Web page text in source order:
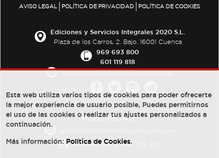
AVISO LEGAL POLÍTICA DE PRIVACIDAD POLÍTICA DE COOKIES
Ediciones y Servicios Integrales 2020 S.L.
Plaza de los Carros, 2. Bajo. 16001 Cuenca
969 693 800
601 119 818
PUBLICIDAD:
684 126 573/670 726 392
Esta web utiliza varios tipos de cookies para poder ofrecerte
la mejor experiencia de usuario posible, Puedes permitirnos
el uso de las cookies o realizar tus ajustes personalizados a
continuación.
Más información: Política de Cookies.